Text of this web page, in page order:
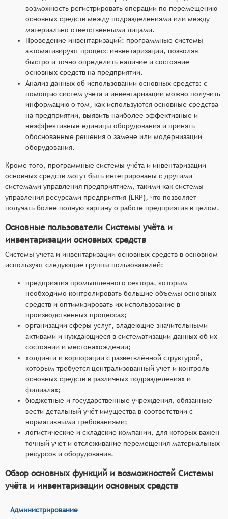
возможность регистрировать операции по перемещению
основных средств между подразделениями или между
материально ответственными лицами.
Проведение инвентаризаций: программные системы
автоматизируют процесс инвентаризации, позволяя
быстро и точно определить наличие и состояние
основных средств на предприятии.
Анализ данных об использовании основных средств: с
помощью систем учета и инвентаризации можно получить
информацию о том, как используются основные средства
на предприятии, выявить наиболее эффективные и
неэффективные единицы оборудования и принять
обоснованные решения о замене или модернизации
оборудования.
Кроме того, программные системы учёта и инвентаризации
основных средств могут быть интегрированы с другими
системами управления предприятием, такими как системы
управления ресурсами предприятия (ERP), что позволяет
получать более полную картину о работе предприятия в целом.
Основные пользователи Системы учёта и
инвентаризации основных средств
Системы учёта и инвентаризации основных средств в основном
используют следующие группы пользователей:
предприятия промышленного сектора, которым
необходимо контролировать большие объёмы основных
средств и оптимизировать их использование в
производственных процессах;
организации сферы услуг, владеющие значительными
активами и нуждающиеся в систематизации данных об их
состоянии и местонахождении;
холдинги и корпорации с разветвлённой структурой,
которым требуется централизованный учёт и контроль
основных средств в различных подразделениях и
филиалах;
бюджетные и государственные учреждения, обязанные
вести детальный учёт имущества в соответствии с
нормативными требованиями;
логистические и складские компании, для которых важен
точный учёт и отслеживание перемещения материальных
ресурсов и оборудования.
Обзор основных функций и возможностей Системы
учёта и инвентаризации основных средств
Администрирование